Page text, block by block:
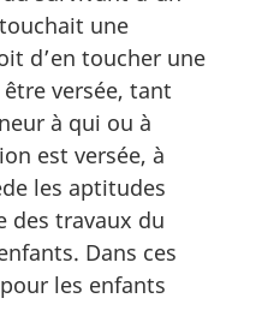
une
d’en toucher une
versée, tant
à qui ou à
est versée, à
les aptitudes
des travaux du
Dans ces
les enfants